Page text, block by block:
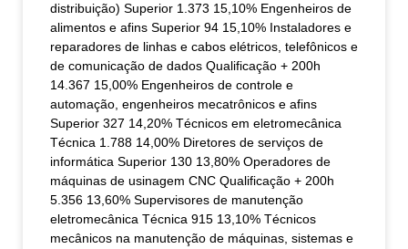
distribuição) Superior 1.373 15,10% Engenheiros de
alimentos e afins Superior 94 15,10% Instaladores e
reparadores de linhas e cabos elétricos, telefônicos e
de comunicação de dados Qualificação + 200h
14.367 15,00% Engenheiros de controle e
automação, engenheiros mecatrônicos e afins
Superior 327 14,20% Técnicos em eletromecânica
Técnica 1.788 14,00% Diretores de serviços de
informática Superior 130 13,80% Operadores de
máquinas de usinagem CNC Qualificação + 200h
5.356 13,60% Supervisores de manutenção
eletromecânica Técnica 915 13,10% Técnicos
mecânicos na manutenção de máquinas, sistemas e